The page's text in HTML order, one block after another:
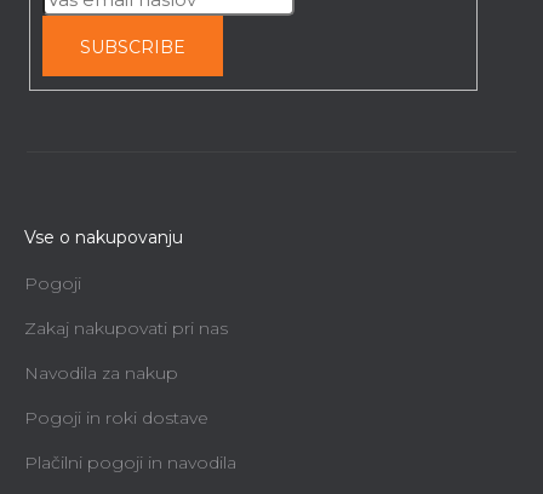
SUBSCRIBE
Vse o nakupovanju
Pogoji
Zakaj nakupovati pri nas
Navodila za nakup
Pogoji in roki dostave
Plačilni pogoji in navodila